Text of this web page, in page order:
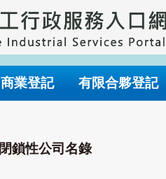
商業登記 有限合夥登記
閉鎖性公司名錄